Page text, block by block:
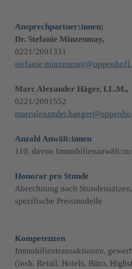
Ansprechpartner:innen:
0221/2091331
0221/2091552
Anzahl Anwält:innen
110, davon
Honorar pro Stunde
Abrechnung nach
spezifische Preismodelle
Kompetenzen
Immobilientransaktionen,
(insb. Retail, Hotels, Büro,